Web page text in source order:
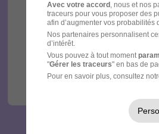
Avec votre accord , nous et nos
traceurs pour vous proposer des
afin d’augmenter vos
Nos partenaires personnalisent
d’intérêt.
Vous pouvez à tout moment
"Gérer les traceurs" en bas de
Pour en savoir plus, consultez